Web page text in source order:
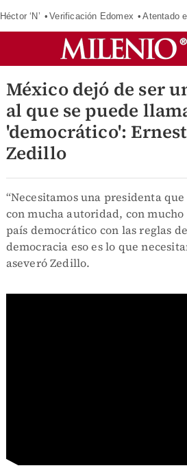
Héctor ‘N’ Verificación Edomex Atentado
México dejó de ser
al que se puede
'democrático':
Zedillo
“Necesitamos una presidenta
con mucha autoridad, con
país democrático con las reglas
democracia eso es lo que
aseveró Zedillo.